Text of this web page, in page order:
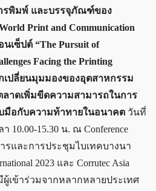
รพิมพ์ และบรรจุภัณฑ์ของ
Print and Communication
เซ็ปต์ “The Pursuit of
Facing the Printing
เปลี่ยนมุมมองของอุตสาหกรรม
าดเพิ่มขีดความสามารถในการ
มือกับความท้าทายในอนาคต วันที่
10.00-15.30 น. ณ Conference
รและการประชุมไบเทคบางนา
2023 และ Corrutec Asia
ผู้เข้าร่วมจากหลากหลายประเทศ